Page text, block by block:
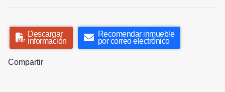
Descargar
información
Recomendar inmueble
por correo electrónico
Compartir